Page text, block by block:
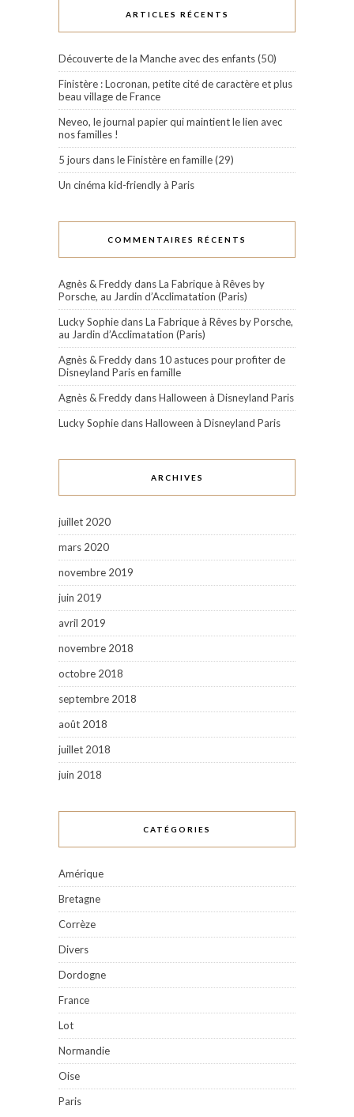
ARTICLES RÉCENTS
Découverte de la Manche avec des enfants (50)
Finistère : Locronan, petite cité de caractère et plus
beau village de France
Neveo, le journal papier qui maintient le lien avec
nos familles !
5 jours dans le Finistère en famille (29)
Un cinéma kid-friendly à Paris
COMMENTAIRES RÉCENTS
Agnès & FreddydansLa Fabrique à Rêves by
Porsche, au Jardin d’Acclimatation (Paris)
Lucky SophiedansLa Fabrique à Rêves by Porsche,
au Jardin d’Acclimatation (Paris)
Agnès & Freddydans 10 astuces pour profiter de
Disneyland Paris en famille
Agnès & FreddydansHalloween à Disneyland Paris
Lucky SophiedansHalloween à Disneyland Paris
ARCHIVES
juillet 2020
mars 2020
novembre 2019
juin 2019
avril 2019
novembre 2018
octobre 2018
septembre 2018
août 2018
juillet 2018
juin 2018
CATÉGORIES
Amérique
Bretagne
Corrèze
Divers
Dordogne
France
Lot
Normandie
Oise
Paris